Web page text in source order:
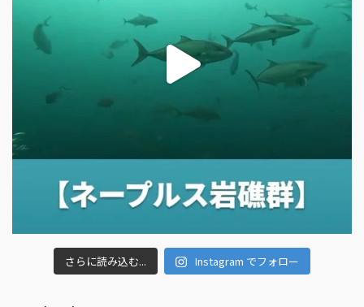
さらに読み込む... Instagram でフォロー